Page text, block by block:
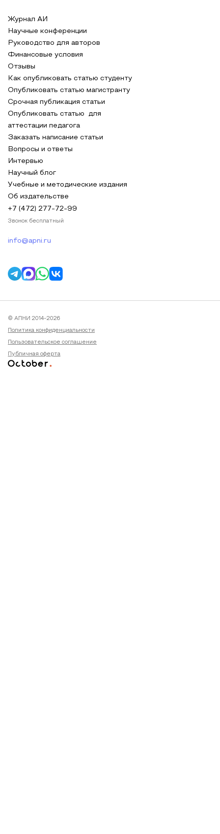
Журнал АИ
Научные конференции
Руководство для авторов
Финансовые условия
Отзывы
Как опубликовать статью студенту
Опубликовать статью магистранту
Срочная публикация статьи
Опубликовать статью для
аттестации педагога
Заказать написание статьи
Вопросы и ответы
Интервью
Научный блог
Учебные и методические издания
Об издательстве
+7 (472) 277-72-99
Звонок бесплатный
info@apni.ru
© АПНИ 2014-2026
Политика конфиденциальности
Пользовательское соглашение
Публичная оферта